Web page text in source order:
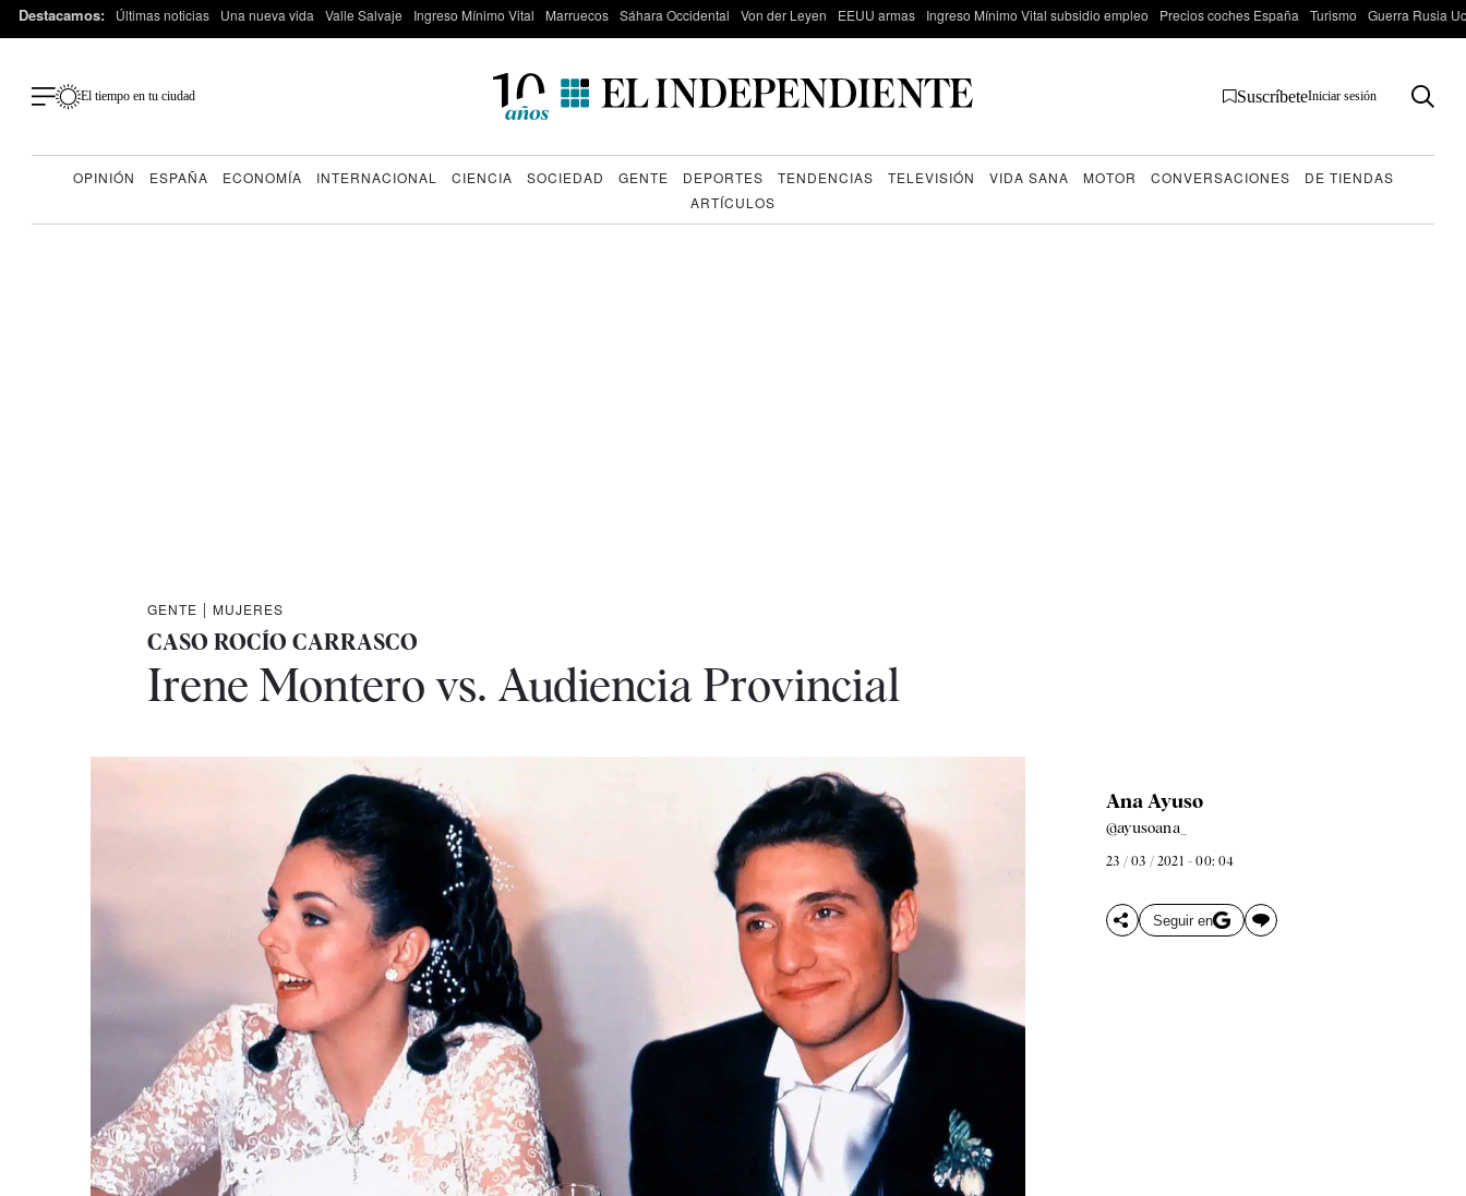
Destacamos: Últimas noticias Una nueva vida Valle Salvaje Ingreso Mínimo Vital Marruecos Sáhara Occidental Von der Leyen EEUU armas Ingreso Mínimo Vital subsidio empleo Precios coches España Turismo Guerra Rusia
El tiempo en tu ciudad SuscríbeteIniciar sesión
OPINIÓN ESPAÑA ECONOMÍA INTERNACIONAL CIENCIA SOCIEDAD GENTE DEPORTES TENDENCIAS TELEVISIÓN VIDA SANA MOTOR CONVERSACIONES
DE TIENDAS
ARTÍCULOS
GENTE | MUJERES
CASO ROCÍO CARRASCO
Irene Montero vs. Audiencia Provincial
Ana Ayuso
@ayusoana_
23 / 03 / 2021 - 00: 04
Seguir en